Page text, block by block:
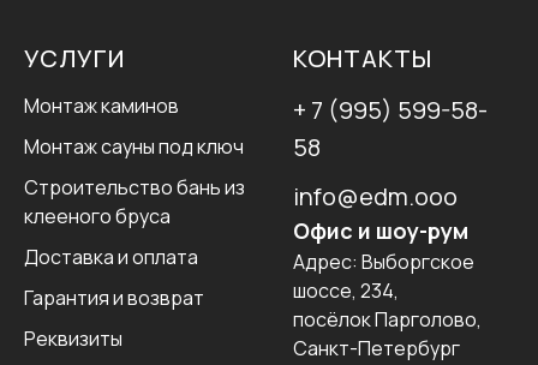
УСЛУГИ
Монтаж каминов
Монтаж сауны под ключ
Строительство бань из
клееного бруса
Доставка и оплата
Гарантия и возврат
Реквизиты
КОНТАКТЫ
+ 7 (995) 599-58-
58
info@edm.ooo
Офис и шоу-рум
Адрес: Выборгское
шоссе, 234,
посёлок Парголово,
Санкт-Петербург